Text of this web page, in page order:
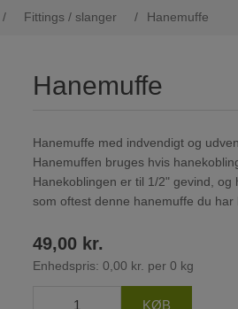
/ Fittings / slanger / Hanemuffe
Hanemuffe
Hanemuffe med indvendigt og
Hanemuffen bruges hvis
Hanekoblingen er til 1/2" gevind,
som oftest denne hanemuffe du har
49,00 kr.
Enhedspris: 0,00 kr. per 0 kg